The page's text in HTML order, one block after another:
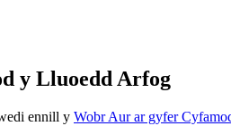
y Lluoedd Arfog
ennill y Wobr Aur ar gyfer